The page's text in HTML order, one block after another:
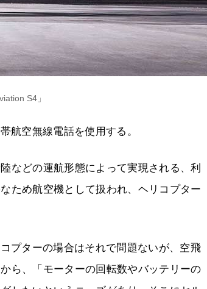
S4」
航空無線電話を使用する。
などの運航形態によって実現される、利
ため航空機として扱われ、ヘリコプター
プターの場合はそれで問題ないが、空飛
ら、「モーターの回転数やバッテリーの